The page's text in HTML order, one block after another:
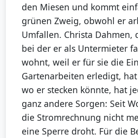
den Miesen und kommt
grünen Zweig, obwohl er
Umfallen. Christa Dahmen,
bei der er als Untermieter
wohnt, weil er für sie die
Gartenarbeiten erledigt,
wo er stecken könnte, hat
ganz andere Sorgen: Seit
die Stromrechnung nicht
eine Sperre droht. Für die